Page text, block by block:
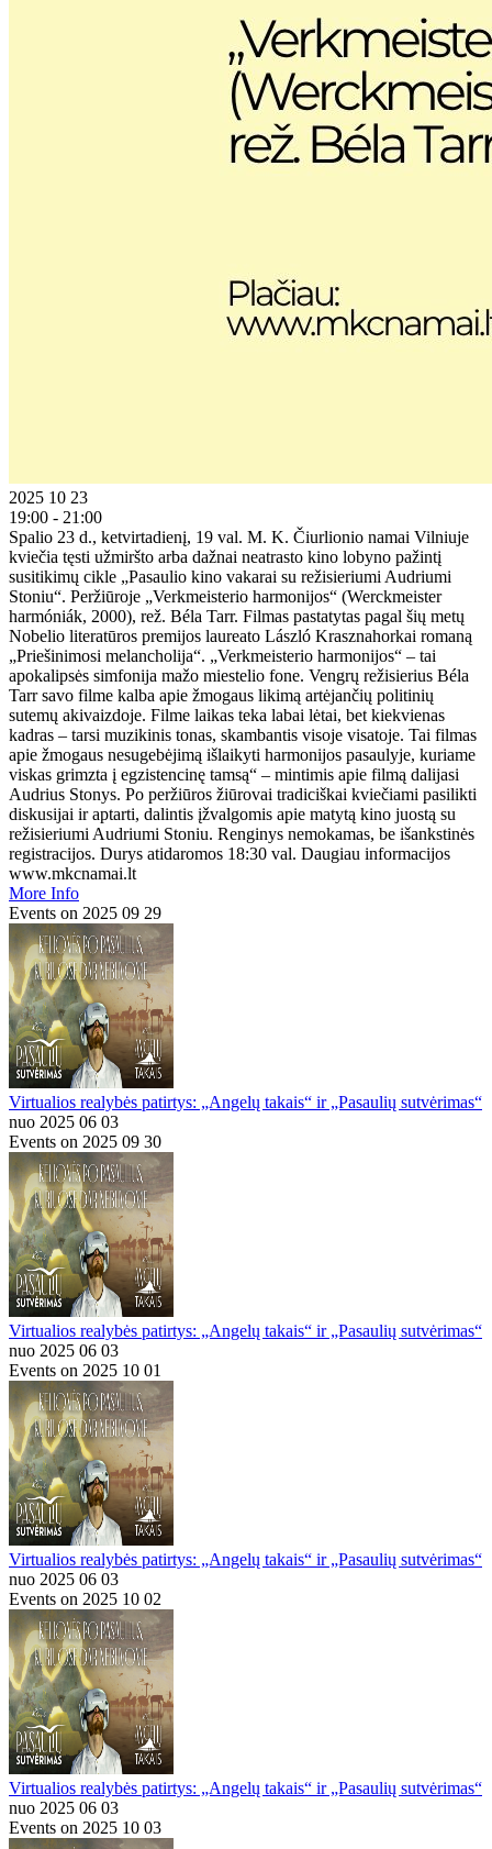
2025 10 23
19:00 - 21:00
Spalio 23 d., ketvirtadienį, 19 val. M. K. Čiurlionio namai Vilniuje
kviečia tęsti užmiršto arba dažnai neatrasto kino lobyno pažintį
susitikimų cikle „Pasaulio kino vakarai su režisieriumi Audriumi
Stoniu“. Peržiūroje „Verkmeisterio harmonijos“ (Werckmeister
harmóniák, 2000), rež. Béla Tarr. Filmas pastatytas pagal šių metų
Nobelio literatūros premijos laureato László Krasznahorkai romaną
„Priešinimosi melancholija“. „Verkmeisterio harmonijos“ – tai
apokalipsės simfonija mažo miestelio fone. Vengrų režisierius Béla
Tarr savo filme kalba apie žmogaus likimą artėjančių politinių
sutemų akivaizdoje. Filme laikas teka labai lėtai, bet kiekvienas
kadras – tarsi muzikinis tonas, skambantis visoje visatoje. Tai filmas
apie žmogaus nesugebėjimą išlaikyti harmonijos pasaulyje, kuriame
viskas grimzta į egzistencinę tamsą“ – mintimis apie filmą dalijasi
Audrius Stonys. Po peržiūros žiūrovai tradiciškai kviečiami pasilikti
diskusijai ir aptarti, dalintis įžvalgomis apie matytą kino juostą su
režisieriumi Audriumi Stoniu. Renginys nemokamas, be išankstinės
registracijos. Durys atidaromos 18:30 val. Daugiau informacijos
www.mkcnamai.lt
More Info
Events on 2025 09 29
Virtualios realybės patirtys: „Angelų takais“ ir „Pasaulių sutvėrimas“
nuo 2025 06 03
Events on 2025 09 30
Virtualios realybės patirtys: „Angelų takais“ ir „Pasaulių sutvėrimas“
nuo 2025 06 03
Events on 2025 10 01
Virtualios realybės patirtys: „Angelų takais“ ir „Pasaulių sutvėrimas“
nuo 2025 06 03
Events on 2025 10 02
Virtualios realybės patirtys: „Angelų takais“ ir „Pasaulių sutvėrimas“
nuo 2025 06 03
Events on 2025 10 03